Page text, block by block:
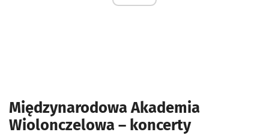
Międzynarodowa Akademia
Wiolonczelowa – koncerty